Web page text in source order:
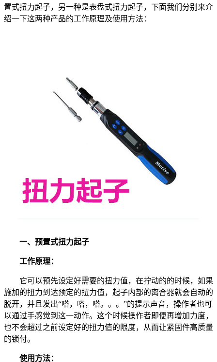
置式扭力起子，另一种是表盘式扭力起子，下面我们分别来介
绍一下这两种产品的工作原理及使用方法：
一、预置式扭力起子
工作原理：
它可以预先设定好需要的扭力值，在拧动的的时候，如果
施加的扭力到达预定的扭力值，起子内部的离合器就会自动的
脱开，并且发出“嗒，嗒，嗒。。。”的提示声音，操作者也可
以通过手感觉到这一动作。这个时候操作者即便再增加力度，
也不会超过之前设定好的扭力值的限度，从而让紧固件高质量
的锁付。
使用方法：